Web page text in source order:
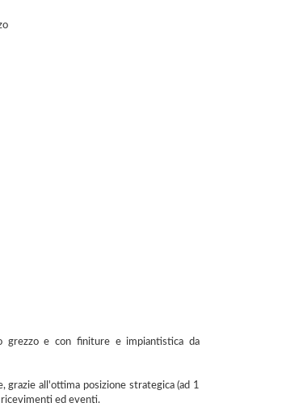
grezzo e con finiture e impiantistica da
all'ottima posizione strategica (ad 1
ricevimenti ed eventi.